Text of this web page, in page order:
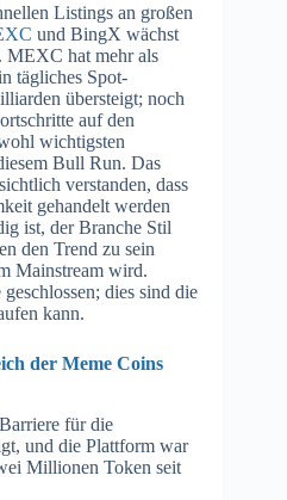
Listings an großen
und BingX wächst
MEXC hat mehr als
tägliches Spot-
übersteigt; noch
auf den
wichtigsten
Bull Run. Das
verstanden, dass
gehandelt werden
ist, der Branche Stil
den Trend zu sein
Mainstream wird.
dies sind die
kann.
der Meme Coins
für die
und die Plattform war
Millionen Token seit